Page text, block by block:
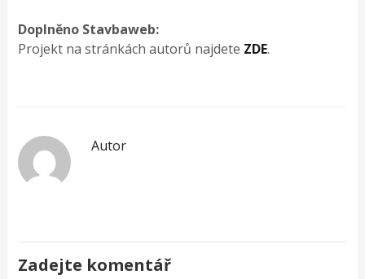
Doplněno Stavbaweb:
Projekt na stránkách autorů najdete ZDE.
Autor
Zadejte komentář